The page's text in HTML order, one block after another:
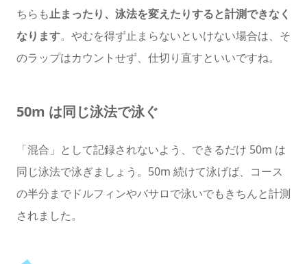
ちらも止まったり、泳法を変えたりすると計測できなく
なります。やむを得ず止まらないといけない場合は、そ
のラップはカウントせず、仕切り直すといいですね。
50m は同じ泳法で泳ぐ
「混合」として記録されないよう、できるだけ 50m は
同じ泳法で泳ぎましょう。50m 続けて泳げば、コース
の半分までドルフィンやバサロで泳いでもきちんと計測
されました。